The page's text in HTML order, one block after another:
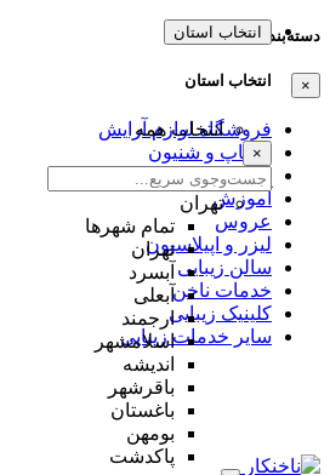
دسته‌بندی‌ها
×
فروشگاه لوازم آرایش
میکاپ و شنیون
مژه و ابرو
آموزش
عروس
لیزر و اپیلاسیون
سالن زیبایی
خدمات ناخن
کلینیک زیبایی
سایر خدمات زیبایی
انتخاب استان
انتخاب استان
انتخاب همه
×
تهران
تمام شهر‌ها
تهران
آبسرد
آبعلی
ارجمند
اسلامشهر
اندیشه
باقرشهر
باغستان
بومهن
پاکدشت